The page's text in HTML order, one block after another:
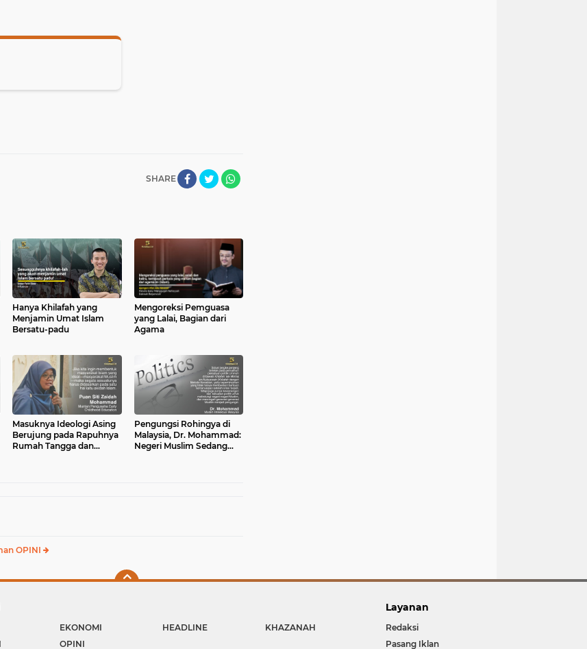
SHARE
Hanya Khilafah yang
Menjamin Umat Islam
Bersatu-padu
Mengoreksi Pemguasa
yang Lalai, Bagian dari
Agama
Masuknya Ideologi Asing
Berujung pada Rapuhnya
Rumah Tangga dan
Pengungsi Rohingya di
Malaysia, Dr. Mohammad:
Negeri Muslim Sedang
OPINI
EKONOMI HEADLINE
KHAZANAH
OPINI
Layanan
Redaksi
Pasang Iklan